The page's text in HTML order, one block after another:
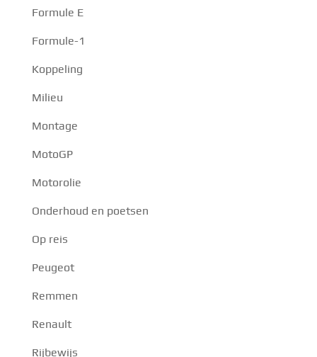
Formule E
Formule-1
Koppeling
Milieu
Montage
MotoGP
Motorolie
Onderhoud en poetsen
Op reis
Peugeot
Remmen
Renault
Rijbewijs